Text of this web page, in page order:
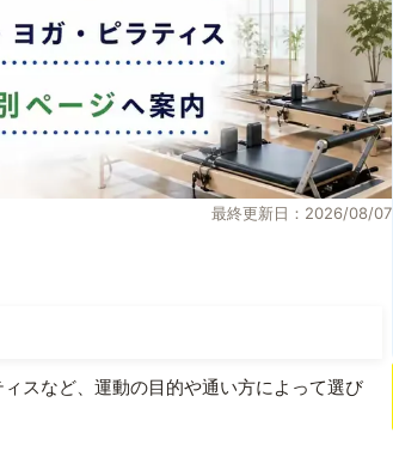
最終更新日：2026/08/07
スなど、運動の目的や通い方によって選び